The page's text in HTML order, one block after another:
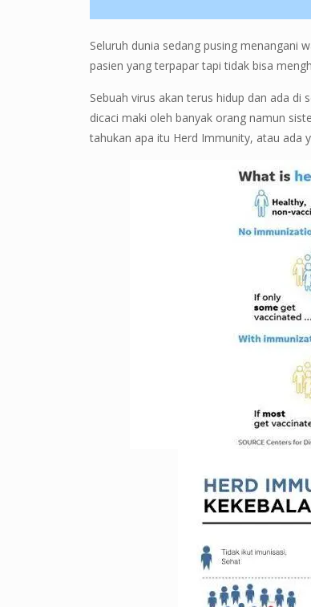
Seluruh dunia sedang pusing menangani
pasien yang terpapar tapi tidak bisa
Sebuah virus akan terus hidup dan ada di
dicaci maki oleh banyak orang namun
tahukan apa itu Herd Immunity, atau ada